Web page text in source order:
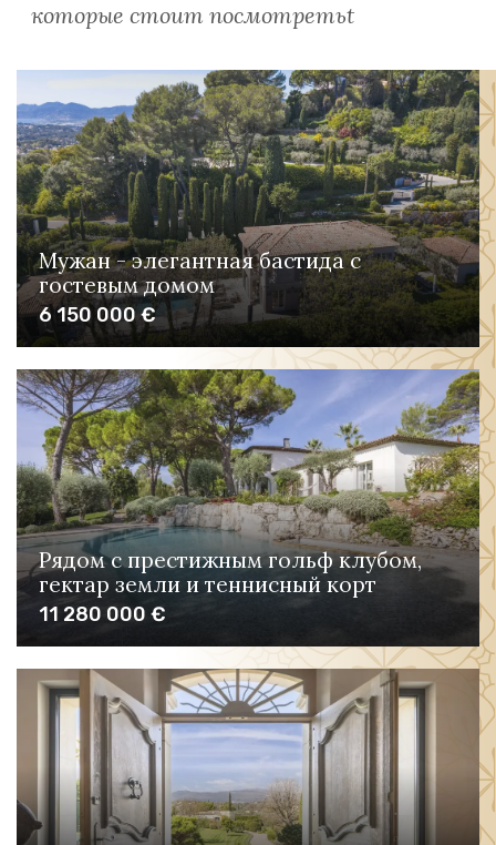
которые стоит посмотретьt
Мужан - элегантная бастида с
гостевым домом
6 150 000 €
Рядом с престижным гольф клубом,
гектар земли и теннисный корт
11 280 000 €